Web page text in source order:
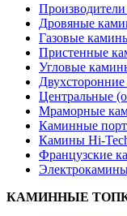
Дровяные
Газовые
Пристенные
Угловые
Центральные
Мраморные
Каминные
Камины Hi-
Французские
КАМИННЫЕ